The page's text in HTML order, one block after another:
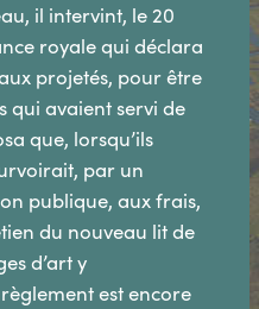
il intervint, le 20
royale qui déclara
projetés, pour être
qui avaient servi de
que, lorsqu’ils
par un
publique, aux frais,
du nouveau lit de
d’art y
est encore